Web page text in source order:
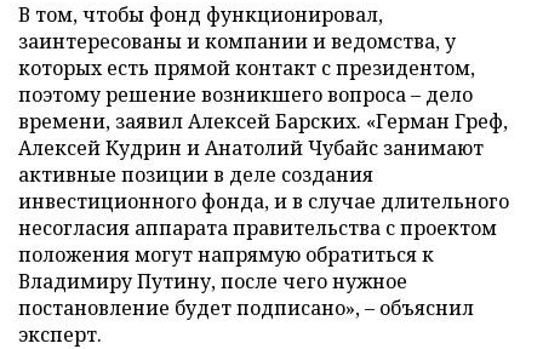
В том, чтобы фонд функционировал,
заинтересованы и компании и ведомства, у
которых есть прямой контакт с президентом,
поэтому решение возникшего вопроса – дело
времени, заявил Алексей Барских. «Герман Греф,
Алексей Кудрин и Анатолий Чубайс занимают
активные позиции в деле создания
инвестиционного фонда, и в случае длительного
несогласия аппарата правительства с проектом
положения могут напрямую обратиться к
Владимиру Путину, после чего нужное
постановление будет подписано», – объяснил
эксперт.